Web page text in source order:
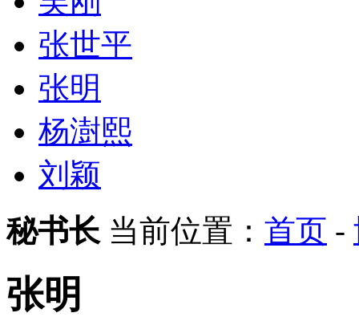
张世平
张明
杨澍熙
刘颖
秘书长 当前位置： 首页 -
张明